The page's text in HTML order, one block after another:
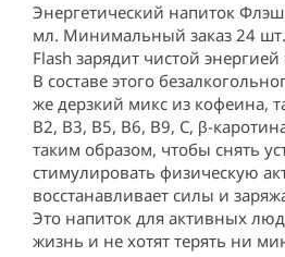
Энергетический напиток
мл. Минимальный заказ 24
Flash зарядит чистой
В составе этого
же дерзкий микс из кофеина,
B2, B3, B5, B6, B9, C, β-
таким образом, чтобы снять
стимулировать физическую
восстанавливает силы и
Это напиток для активных
жизнь и не хотят терять ни